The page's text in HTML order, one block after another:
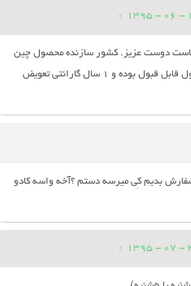
:
دوست عزیز. کشور سازنده محصول چین
هست. اما کیفیت محصول قابل قبول بوده و 1 سال گارانتی تعویض
بدیم کِی میرسه دستم ؟آخه واسه کادو
: